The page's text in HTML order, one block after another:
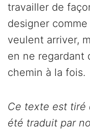
travailler de
designer
veulent arriver,
en ne regardant
chemin à la fois.
Ce texte est tiré
été traduit par